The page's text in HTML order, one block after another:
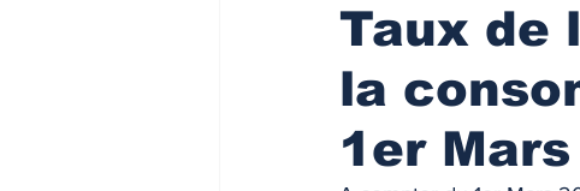
Prix de l'immobilier Immobilier
Taux de
la
1er